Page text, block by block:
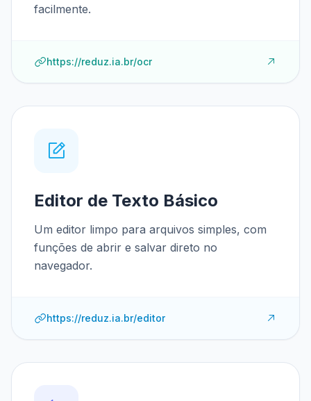
facilmente.
https://reduz.ia.br/ocr
Editor de Texto Básico
Um editor limpo para arquivos simples, com
funções de abrir e salvar direto no
navegador.
https://reduz.ia.br/editor